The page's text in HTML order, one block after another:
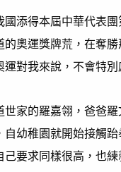
國添得本屆中華代表
的奧運獎牌荒，在奪
運對我來說，不會特別
世家的羅嘉翎，爸爸
自幼稚園就開始接觸
己要求同樣很高，也練